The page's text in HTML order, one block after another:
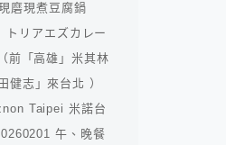
磨現煮豆腐鍋
トリアエズカレー
前「高雄」米其林
健志」來台北 ）
Taipei 米諾台
午、晚餐